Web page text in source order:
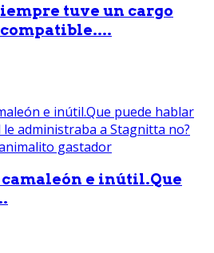
tuve un cargo
camaleón e inútil.Que